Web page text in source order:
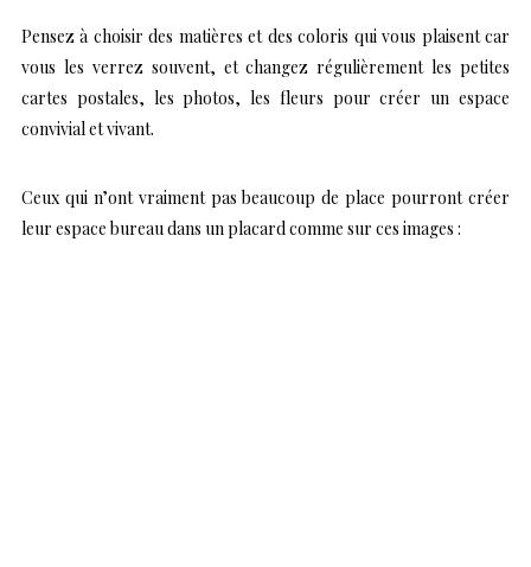
Pensez à choisir des matières et des coloris qui vous plaisent car
vous les verrez souvent, et changez régulièrement les petites
cartes postales, les photos, les fleurs pour créer un espace
convivial et vivant.
Ceux qui n’ont vraiment pas beaucoup de place pourront créer
leur espace bureau dans un placard comme sur ces images :